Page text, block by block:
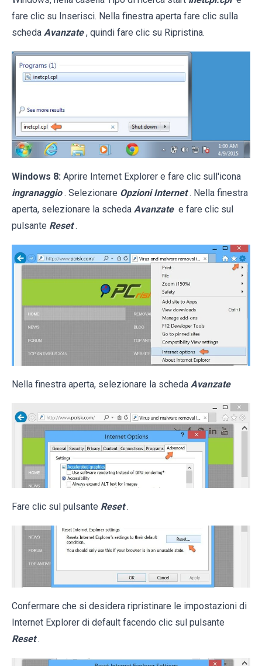
fare clic su Inserisci. Nella finestra aperta fare clic sulla
scheda Avanzate , quindi fare clic su Ripristina.
Windows 8: Aprire Internet Explorer e fare clic sull'icona
ingranaggio . Selezionare Opzioni Internet . Nella finestra
aperta, selezionare la scheda Avanzate e fare clic sul
pulsante Reset .
Nella finestra aperta, selezionare la scheda Avanzate
Fare clic sul pulsante Reset .
Confermare che si desidera ripristinare le impostazioni di
Internet Explorer di default facendo clic sul pulsante
Reset .